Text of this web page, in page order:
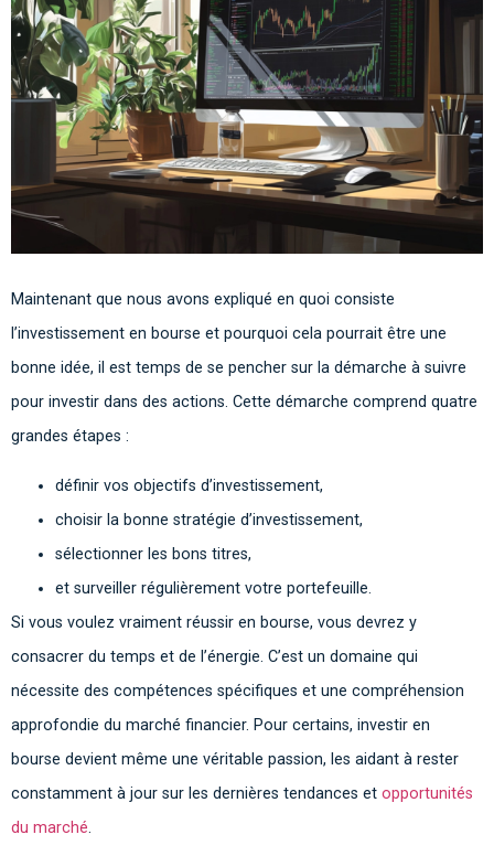
Maintenant que nous avons expliqué en quoi consiste
l’investissement en bourse et pourquoi cela pourrait être une
bonne idée, il est temps de se pencher sur la démarche à suivre
pour investir dans des actions. Cette démarche comprend quatre
grandes étapes :
définir vos objectifs d’investissement,
choisir la bonne stratégie d’investissement,
sélectionner les bons titres,
et surveiller régulièrement votre portefeuille.
Si vous voulez vraiment réussir en bourse, vous devrez y
consacrer du temps et de l’énergie. C’est un domaine qui
nécessite des compétences spécifiques et une compréhension
approfondie du marché financier. Pour certains, investir en
bourse devient même une véritable passion, les aidant à rester
constamment à jour sur les dernières tendances et opportunités
du marché.